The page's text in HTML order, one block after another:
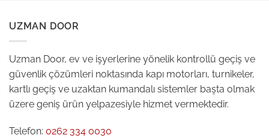
UZMAN DOOR
Uzman Door, ev ve işyerlerine yönelik kontrollü geçiş ve
güvenlik çözümleri noktasında kapı motorları, turnikeler,
kartlı geçiş ve uzaktan kumandalı sistemler başta olmak
üzere geniş ürün yelpazesiyle hizmet vermektedir.
Telefon: 0262 334 0030